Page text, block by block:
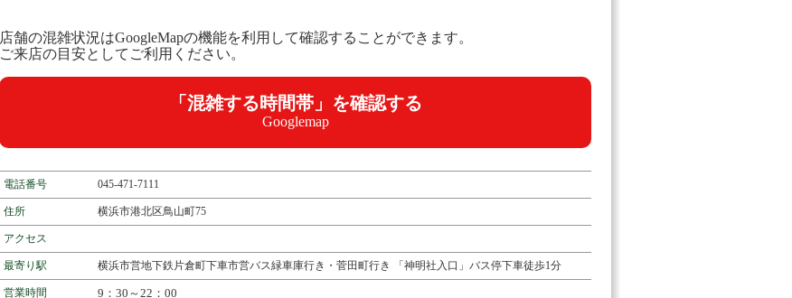
店舗の混雑状況はGoogleMapの機能を利用して確認することができます。
ご来店の目安としてご利用ください。
「混雑する時間帯」を確認する
Googlemap
電話番号 045-471-7111
住所 横浜市港北区鳥山町75
アクセス
最寄り駅 横浜市営地下鉄片倉町下車市営バス緑車庫行き・菅田町行き 「神明社入口」バス停下車徒歩1分
営業時間 9：30～22：00